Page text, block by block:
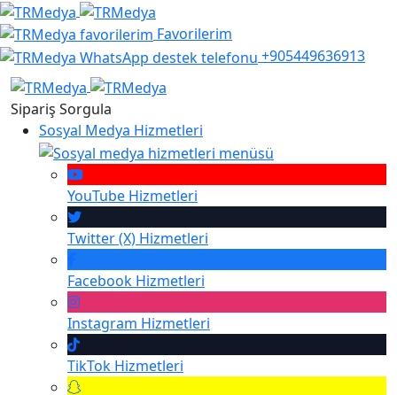
Favorilerim
+905449636913
Sipariş Sorgula
Sosyal Medya Hizmetleri
YouTube Hizmetleri
Twitter (X) Hizmetleri
Facebook Hizmetleri
Instagram Hizmetleri
TikTok Hizmetleri